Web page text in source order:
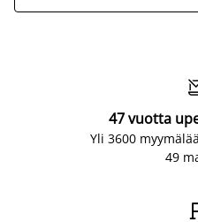
47 vuotta
Yli 3600
49